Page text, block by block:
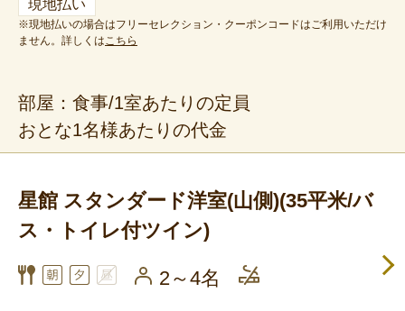
現地払い
※現地払いの場合はフリーセレクション・クーポンコードはご利用いただけ
ません。詳しくはこちら
部屋：食事/1室あたりの定員
おとな1名様あたりの代金
星館 スタンダード洋室(山側)(35平米/バ
ス・トイレ付ツイン)
2～4名